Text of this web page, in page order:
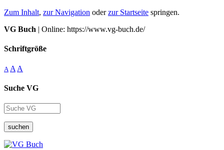
Zum Inhalt, zur Navigation oderzur Startseite springen.
VG Buch | Online: https://www.vg-buch.de/
Schriftgröße
A A A
Suche VG
suchen